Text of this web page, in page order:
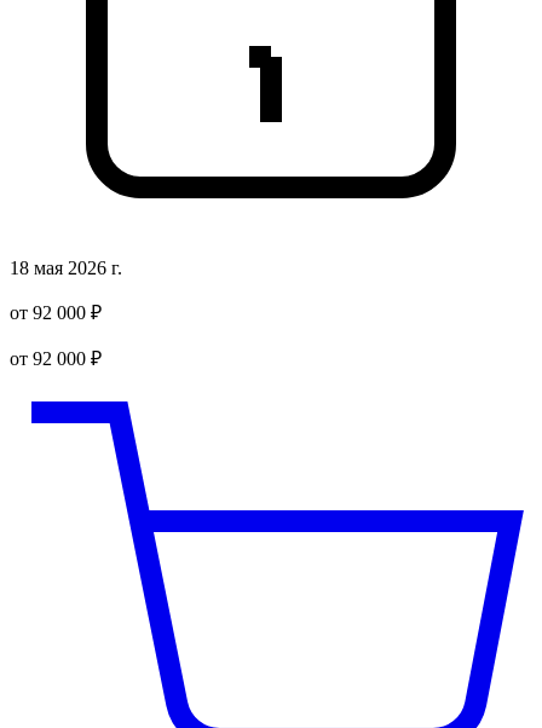
18 мая 2026 г.
от 92 000 ₽
от 92 000 ₽